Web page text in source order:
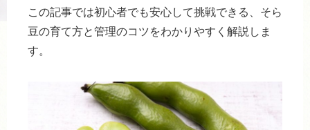
この記事では初心者でも安心して挑戦できる、そら
豆の育て方と管理のコツをわかりやすく解説しま
す。